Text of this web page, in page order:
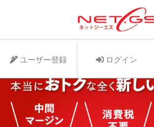
ネット・ジーエス株式会社が運営
支援サービスNet-GSのサイト。
に入れたい、より高くお手元の愛
ット・ジーエス株式会社はお客様
車個人売買が出来る支援に全力で
ユーザー登録 ログイン